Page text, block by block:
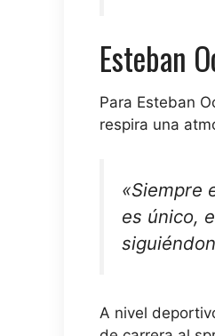
Esteban
Para Esteban
respira una
«Siempre
es único,
A nivel